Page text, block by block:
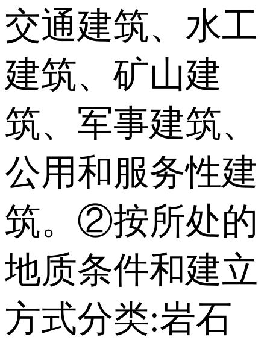
交通建筑、水工
建筑、矿山建
筑、军事建筑、
公用和服务性建
筑。②按所处的
地质条件和建立
方式分类:岩石